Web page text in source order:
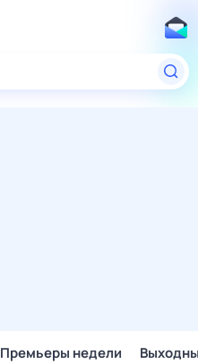
Премьеры недели